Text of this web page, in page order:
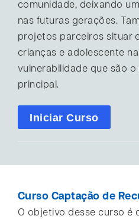
comunidade, deixando
nas futuras gerações.
projetos parceiros situar
crianças e adolescente
vulnerabilidade que são
principal.
Iniciar Curso
Curso Captação de
O objetivo desse curso é